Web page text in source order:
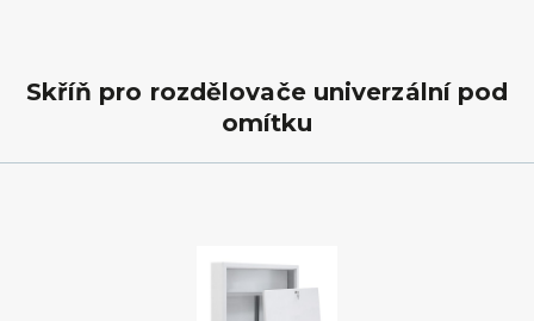
Skříň pro rozdělovače univerzální pod
omítku